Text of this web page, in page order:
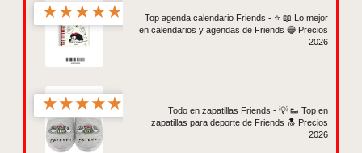
★★★★★
Top agenda calendario Friends - ⭐️ 📖 Lo mejor
en calendarios y agendas de Friends 🔵 Precios
2026
★★★★★
Todo en zapatillas Friends - 💡 👟 Top en
zapatillas para deporte de Friends 🔝 Precios
2026